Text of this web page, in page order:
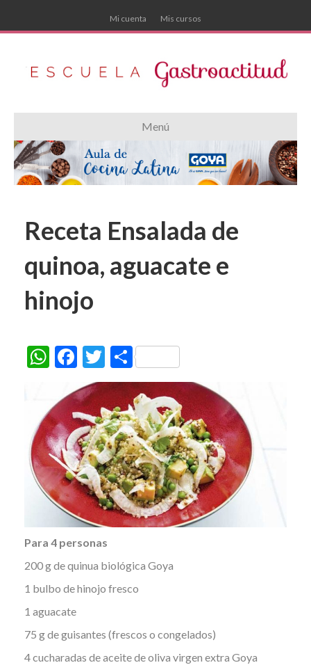
Mi cuenta Mis cursos
Menú
Receta Ensalada de
quinoa, aguacate e
hinojo
W
at
s
A
p
p
F
ac
e
b
o
o
k
T
w
itt
er
C
o
m
p
ar
ti
r
Para 4 personas
200 g de quinua biológica Goya
1 bulbo de hinojo fresco
1 aguacate
75 g de guisantes (frescos o congelados)
4 cucharadas de aceite de oliva virgen extra Goya